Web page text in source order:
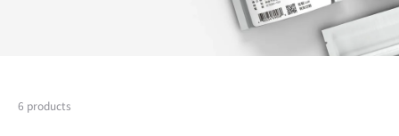
6 products